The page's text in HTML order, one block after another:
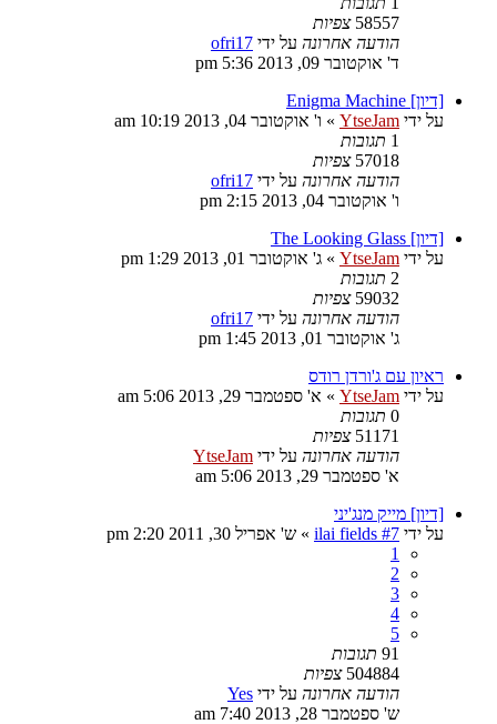
58557 צפיות
הודעה אחרונה על ידי ofri17
ד' אוקטובר 09, 2013 5:36 pm
[דיון] Enigma Machine
על ידי YtseJam
» ו' אוקטובר 04, 2013 10:19 am
1 תגובות
57018 צפיות
הודעה אחרונה על ידי ofri17
ו' אוקטובר 04, 2013 2:15 pm
[דיון] The Looking Glass
על ידי YtseJam
» ג' אוקטובר 01, 2013 1:29 pm
2 תגובות
59032 צפיות
הודעה אחרונה על ידי ofri17
ג' אוקטובר 01, 2013 1:45 pm
ראיון עם ג'ורדן רודס
על ידי YtseJam
» א' ספטמבר 29, 2013 5:06 am
0 תגובות
51171 צפיות
הודעה אחרונה על ידי YtseJam
א' ספטמבר 29, 2013 5:06 am
[דיון] מייק מנג'יני
על ידי ilai fields #7
» ש' אפריל 30, 2011 2:20 pm
1
2
3
4
5
91 תגובות
504884 צפיות
הודעה אחרונה על ידי Yes
ש' ספטמבר 28, 2013 7:40 am